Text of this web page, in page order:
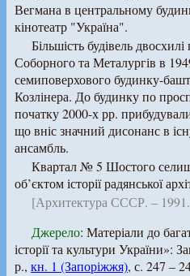
Вегмана в центральному
кінотеатр "Україна".
Більшість будівель
Соборного та Металургів в
семиповерхового будинку-
Козлінера. До будинку по
початку 2000-х рр.
що вніс значний дисонанс в
ансамбль.
Квартал № 5 Шостого
об’єктом історії радянської
[Архитектура СССР. –
Джерело: Матеріали до
історії та культури України»:
р., кн. 1 (Запоріжжя), с. 247 –